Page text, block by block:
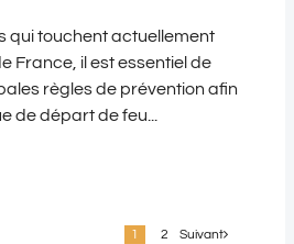
qui touchent actuellement
France, il est essentiel de
règles de prévention afin
de départ de feu...
1 2 Suivant